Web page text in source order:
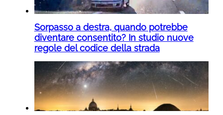
Sorpasso a destra, quando potrebbe
diventare consentito? In studio nuove
regole del codice della strada